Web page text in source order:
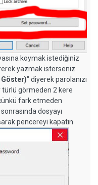
koymak istediğiniz
yazmak isterseniz
" diyerek parolanızı
görmeden 2 kere
fark etmeden
dosyayı
pencereyi kapatın